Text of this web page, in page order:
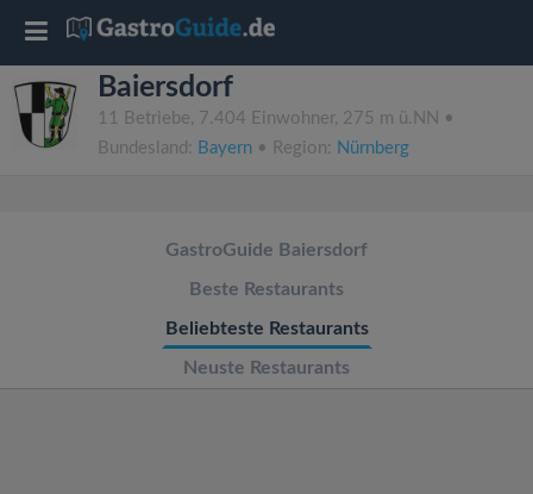
Baiersdorf
11 Betriebe, 7.404 Einwohner, 275 m ü.NN •
Bundesland: Bayern • Region: Nürnberg
GastroGuide Baiersdorf
Beste Restaurants
Beliebteste Restaurants
Neuste Restaurants
T
o